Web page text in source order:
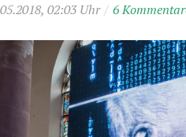
02:03 Uhr / 6